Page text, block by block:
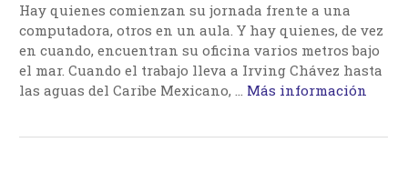
Hay quienes comienzan su jornada frente a una
computadora, otros en un aula. Y hay quienes, de vez
en cuando, encuentran su oficina varios metros bajo
el mar. Cuando el trabajo lleva a Irving Chávez hasta
las aguas del Caribe Mexicano,… Más información